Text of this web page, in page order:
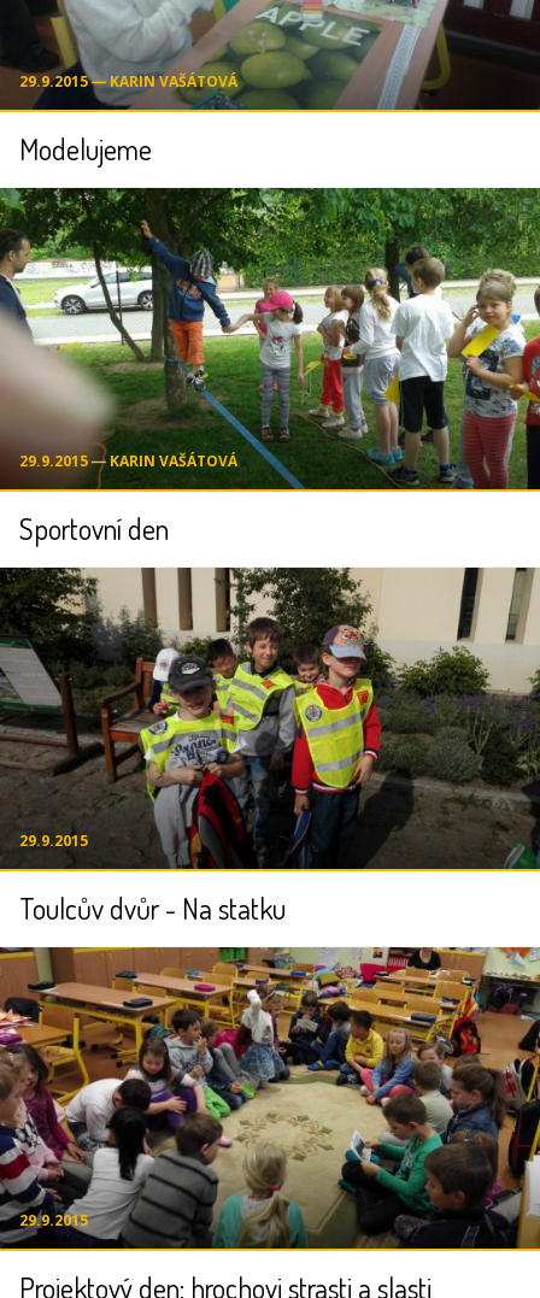
29.9.2015 ― KARIN VAŠÁTOVÁ
Modelujeme
29.9.2015 ― KARIN VAŠÁTOVÁ
Sportovní den
29.9.2015
Toulcův dvůr - Na statku
29.9.2015
Projektový den: hrochovi strasti a slasti